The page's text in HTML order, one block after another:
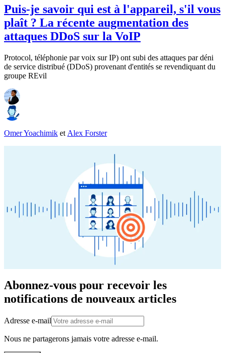
Puis-je savoir qui est à l'appareil, s'il vous
plaît ? La récente augmentation des
attaques DDoS sur la VoIP
Protocol, téléphonie par voix sur IP) ont subi des attaques par déni
de service distribué (DDoS) provenant d'entités se revendiquant du
groupe REvil
Omer Yoachimik et Alex Forster
Abonnez-vous pour recevoir les
notifications de nouveaux articles
Adresse e-mail
Nous ne partagerons jamais votre adresse e-mail.